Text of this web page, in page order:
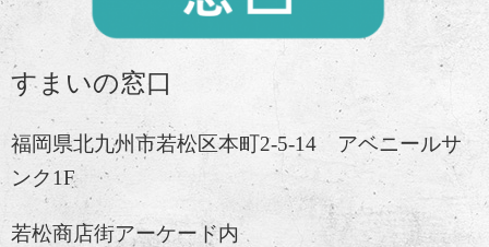
すまいの窓口
福岡県北九州市若松区本町2-5-14 アベニールサ
ンク1F
若松商店街アーケード内